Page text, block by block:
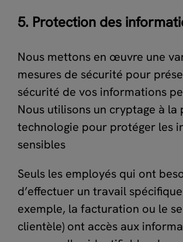
5. Protection des
Nous mettons en œuvre une
mesures de sécurité pour
sécurité de vos informations
Nous utilisons un cryptage à la
technologie pour protéger les
sensibles
Seuls les employés qui ont
d’effectuer un travail
exemple, la facturation ou le
clientèle) ont accès aux